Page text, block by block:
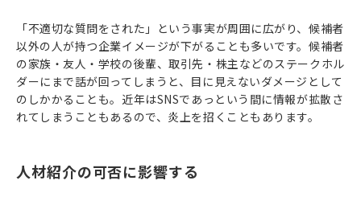
「不適切な質問をされた」という事実が周囲に広がり、候補者
以外の人が持つ企業イメージが下がることも多いです。候補者
の家族・友人・学校の後輩、取引先・株主などのステークホル
ダーにまで話が回ってしまうと、目に見えないダメージとして
のしかかることも。近年はSNSであっという間に情報が拡散さ
れてしまうこともあるので、炎上を招くこともあります。
人材紹介の可否に影響する